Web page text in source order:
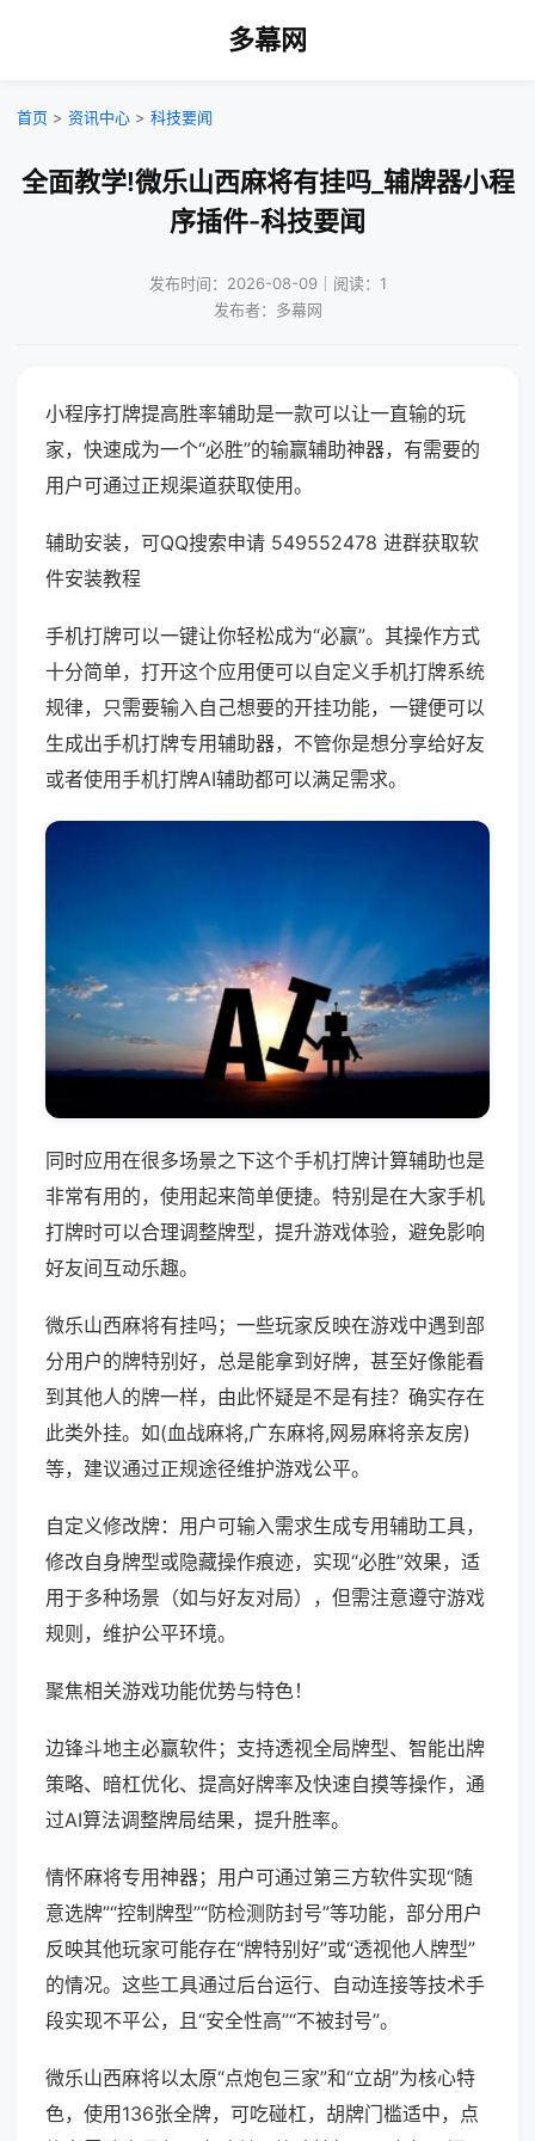
多幕网
首页 > 资讯中心 > 科技要闻
全面教学!微乐山西麻将有挂吗_辅牌器小程
序插件-科技要闻
发布时间：2026-08-09｜阅读：1
发布者：多幕网
小程序打牌提高胜率辅助是一款可以让一直输的玩
家，快速成为一个“必胜”的输赢辅助神器，有需要的
用户可通过正规渠道获取使用。
辅助安装，可QQ搜索申请 549552478 进群获取软
件安装教程
手机打牌可以一键让你轻松成为“必赢”。其操作方式
十分简单，打开这个应用便可以自定义手机打牌系统
规律，只需要输入自己想要的开挂功能，一键便可以
生成出手机打牌专用辅助器，不管你是想分享给好友
或者使用手机打牌AI辅助都可以满足需求。
同时应用在很多场景之下这个手机打牌计算辅助也是
非常有用的，使用起来简单便捷。特别是在大家手机
打牌时可以合理调整牌型，提升游戏体验，避免影响
好友间互动乐趣。
微乐山西麻将有挂吗；一些玩家反映在游戏中遇到部
分用户的牌特别好，总是能拿到好牌，甚至好像能看
到其他人的牌一样，由此怀疑是不是有挂？确实存在
此类外挂。如(血战麻将,广东麻将,网易麻将亲友房)
等，建议通过正规途径维护游戏公平。
自定义修改牌：用户可输入需求生成专用辅助工具，
修改自身牌型或隐藏操作痕迹，实现“必胜”效果，适
用于多种场景（如与好友对局），但需注意遵守游戏
规则，维护公平环境。
聚焦相关游戏功能优势与特色！
边锋斗地主必赢软件；支持透视全局牌型、智能出牌
策略、暗杠优化、提高好牌率及快速自摸等操作，通
过AI算法调整牌局结果，提升胜率。
情怀麻将专用神器；用户可通过第三方软件实现“随
意选牌”“控制牌型”“防检测防封号”等功能，部分用户
反映其他玩家可能存在“牌特别好”或“透视他人牌型”
的情况。这些工具通过后台运行、自动连接等技术手
段实现不平公，且“安全性高”“不被封号”。
微乐山西麻将以太原“点炮包三家”和“立胡”为核心特
色，使用136张全牌，可吃碰杠，胡牌门槛适中，点